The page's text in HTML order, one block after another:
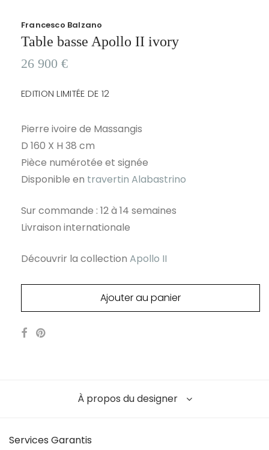
Francesco Balzano
Table basse Apollo II ivory
26 900 €
EDITION LIMITÉE DE 12
Pierre ivoire de Massangis
D 160 X H 38 cm
Pièce numérotée et signée
Disponible en travertin Alabastrino
Sur commande : 12 à 14 semaines
Livraison internationale
Découvrir la collection Apollo II
Ajouter au panier
À propos du designer
Services Garantis